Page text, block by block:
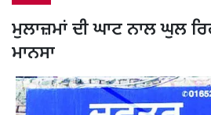
ਮੁਲਾਜ਼ਮਾਂ ਦੀ ਘਾਟ ਨਾਲ ਘੁਲ
ਮਾਨਸਾ